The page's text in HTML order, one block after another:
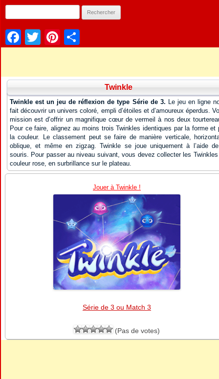
Facebook
TwitterPinterest
Twinkle
Twinkle est un jeu de réflexion de type Série de 3. Le jeu en ligne
fait découvrir un univers coloré, empli d’étoiles et d’amoureux éperdus.
mission est d’offrir un magnifique cœur de vermeil à nos deux
Pour ce faire, alignez au moins trois Twinkles identiques par la forme et
la couleur. Le classement peut se faire de manière verticale,
oblique, et même en zigzag. Twinkle se joue uniquement à l’aide
souris. Pour passer au niveau suivant, vous devez collecter les Twinkles
couleur rose, en surbrillance sur le plateau.
Jouer à Twinkle !
Série de 3 ou Match 3
(Pas de votes)